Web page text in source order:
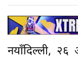
नयाँदिल्ली, २६